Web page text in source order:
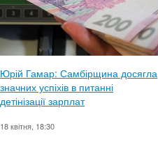
Юрій Гамар: Самбірщина досягла
значних успіхів в питанні
детінізації зарплат
18 квітня, 18:30